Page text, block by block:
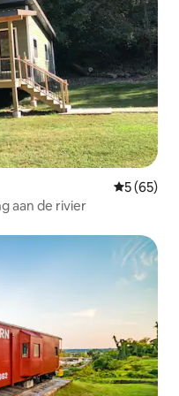
5 (65)
aan de rivier